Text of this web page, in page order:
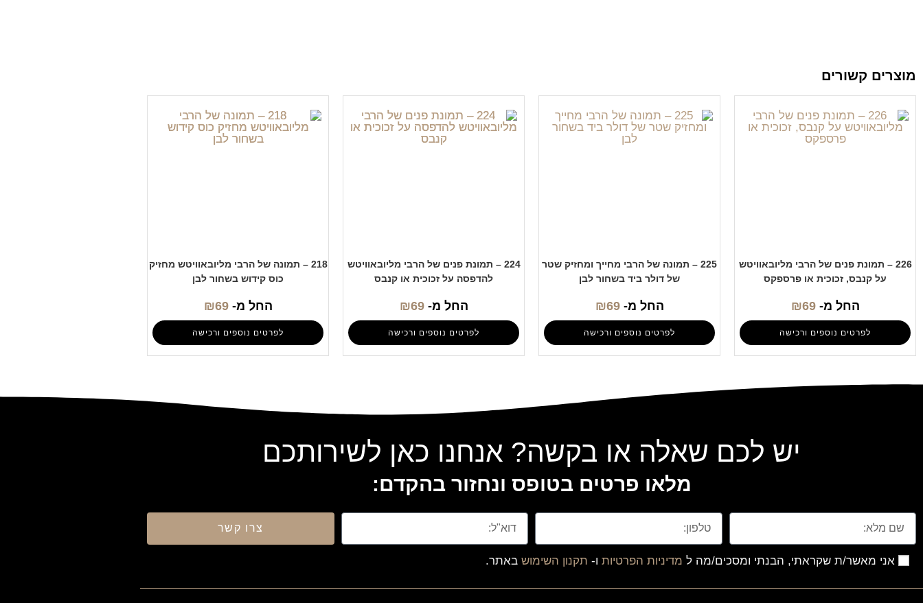
מוצרים קשורים
226 – תמונת פנים של הרבי מליובאוויטש
על קנבס, זכוכית או פרספקס
החל מ- ₪69
לפרטים נוספים ורכישה
225 – תמונה של הרבי מחייך ומחזיק שטר
של דולר ביד בשחור לבן
החל מ- ₪69
לפרטים נוספים ורכישה
224 – תמונת פנים של הרבי מליובאוויטש
להדפסה על זכוכית או קנבס
החל מ- ₪69
לפרטים נוספים ורכישה
218 – תמונה של הרבי מליובאוויטש מחזיק
כוס קידוש בשחור לבן
החל מ- ₪69
לפרטים נוספים ורכישה
יש לכם שאלה או בקשה? אנחנו כאן לשירותכם
מלאו פרטים בטופס ונחזור בהקדם:
אני מאשר/ת שקראתי, הבנתי ומסכים/מה ל מדיניות הפרטיות ו- תקנון השימוש באתר.
צרו קשר